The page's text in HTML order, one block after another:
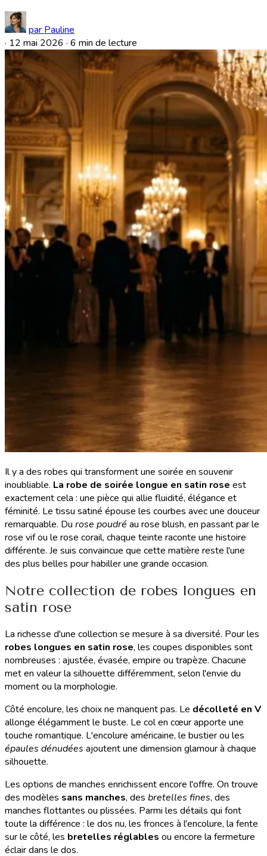
par Pauline
· 12 mai 2026 · 6 min de lecture
Il y a des robes qui transforment une soirée en souvenir
inoubliable. La robe de soirée longue en satin rose est
exactement cela : une pièce qui allie fluidité, élégance et
féminité. Le tissu satiné épouse les courbes avec une douceur
remarquable. Du rose poudré au rose blush, en passant par le
rose vif ou le rose corail, chaque teinte raconte une histoire
différente. Je suis convaincue que cette matière reste l'une
des plus belles pour habiller une grande occasion.
Notre collection de robes longues en
satin rose
La richesse d'une collection se mesure à sa diversité. Pour les
robes longues en satin rose, les coupes disponibles sont
nombreuses : ajustée, évasée, empire ou trapèze. Chacune
met en valeur la silhouette différemment, selon l'envie du
moment ou la morphologie.
Côté encolure, les choix ne manquent pas. Le décolleté en V
allonge élégamment le buste. Le col en cœur apporte une
touche romantique. L'encolure américaine, le bustier ou les
épaules dénudées ajoutent une dimension glamour à chaque
silhouette.
Les options de manches enrichissent encore l'offre. On trouve
des modèles sans manches, des bretelles fines, des
manches flottantes ou plissées. Parmi les détails qui font
toute la différence : le dos nu, les fronces à l'encolure, la fente
sur le côté, les bretelles réglables ou encore la fermeture
éclair dans le dos.